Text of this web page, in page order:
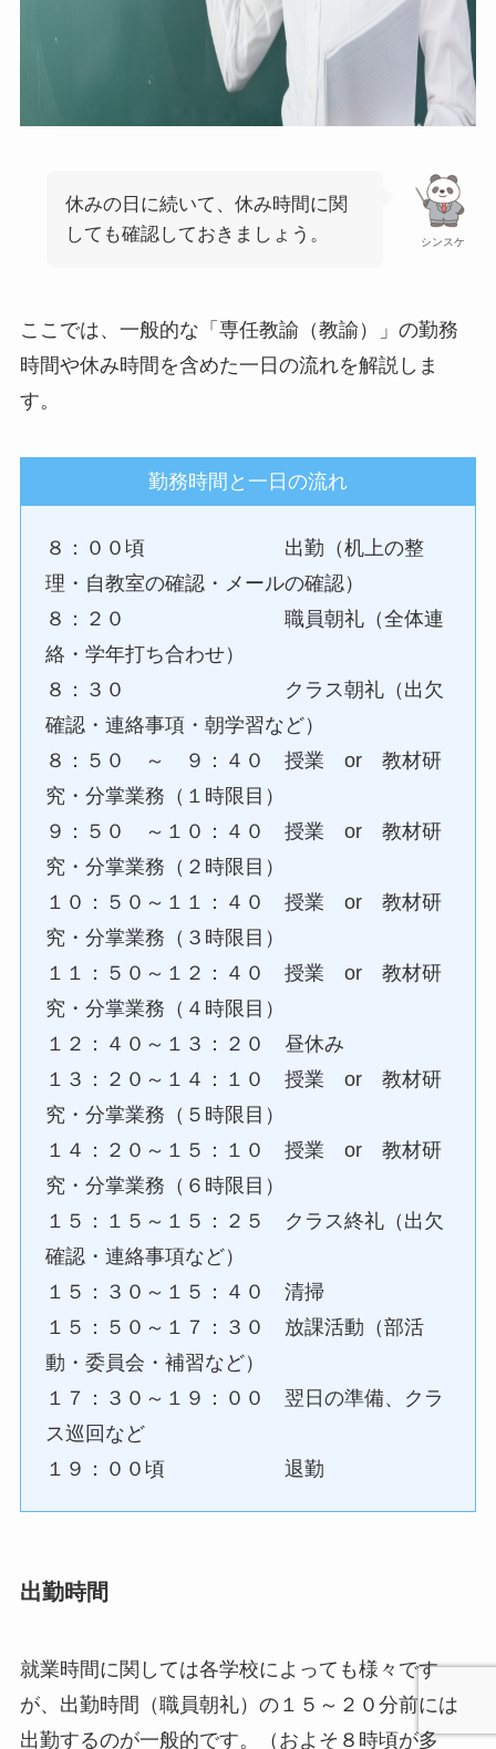
シンスケ
休みの日に続いて、休み時間に関
しても確認しておきましょう。
ここでは、一般的な「専任教諭（教諭）」の勤務
時間や休み時間を含めた一日の流れを解説しま
す。
勤務時間と一日の流れ
８：００頃 出勤（机上の整
理・自教室の確認・メールの確認）
８：２０ 職員朝礼（全体連
絡・学年打ち合わせ）
８：３０ クラス朝礼（出欠
確認・連絡事項・朝学習など）
８：５０ ～ ９：４０ 授業 or 教材研
究・分掌業務（１時限目）
９：５０ ～１０：４０ 授業 or 教材研
究・分掌業務（２時限目）
１０：５０～１１：４０ 授業 or 教材研
究・分掌業務（３時限目）
１１：５０～１２：４０ 授業 or 教材研
究・分掌業務（４時限目）
１２：４０～１３：２０ 昼休み
１３：２０～１４：１０ 授業 or 教材研
究・分掌業務（５時限目）
１４：２０～１５：１０ 授業 or 教材研
究・分掌業務（６時限目）
１５：１５～１５：２５ クラス終礼（出欠
確認・連絡事項など）
１５：３０～１５：４０ 清掃
１５：５０～１７：３０ 放課活動（部活
動・委員会・補習など）
１７：３０～１９：００ 翌日の準備、クラ
ス巡回など
１９：００頃 退勤
出勤時間
就業時間に関しては各学校によっても様々です
が、出勤時間（職員朝礼）の１５～２０分前には
出勤するのが一般的です。（およそ８時頃が多